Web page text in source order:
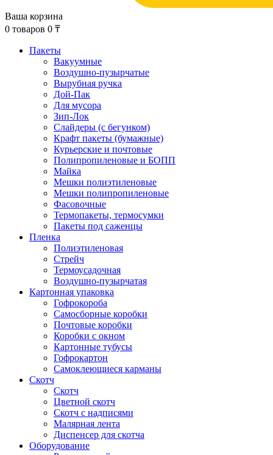
Ваша корзина
0 товаров 0 ₸
Пакеты
Вакуумные
Воздушно-пузырчатые
Вырубная ручка
Дой-Пак
Для мусора
Зип-Лок
Слайдеры (с бегунком)
Крафт пакеты (бумажные)
Курьерские и почтовые
Полипропиленовые и БОПП
Майка
Мешки полиэтиленовые
Мешки полипропиленовые
Фасовочные
Термопакеты, термосумки
Пакеты под саженцы
Пленка
Полиэтиленовая
Стрейч
Термоусадочная
Воздушно-пузырчатая
Картонная упаковка
Гофрокороба
Самосборные коробки
Почтовые коробки
Коробки с окном
Картонные тубусы
Гофрокартон
Самоклеющиеся карманы
Скотч
Скотч
Цветной скотч
Скотч с надписями
Малярная лента
Диспенсер для скотча
Оборудование